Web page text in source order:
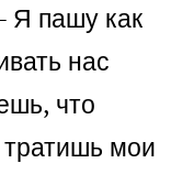
Я пашу как
нас
что
мои